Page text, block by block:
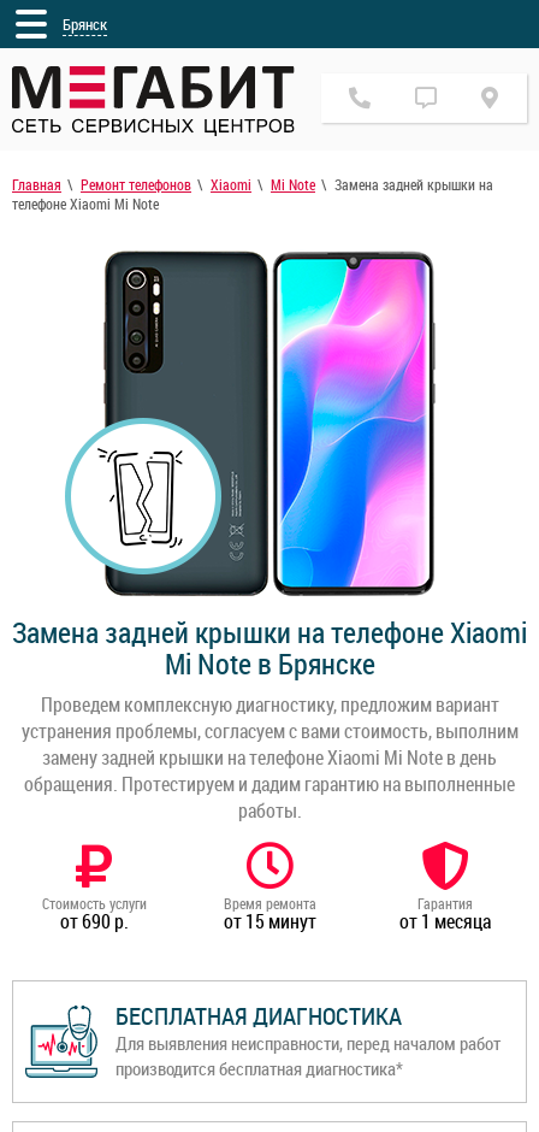
Брянск
Главная Ремонт телефонов Xiaomi Mi Note
Замена задней крышки на
телефоне Xiaomi Mi Note
Замена задней крышки на телефоне Xiaomi
Mi Note в Брянске
Проведем комплексную диагностику, предложим вариант
устранения проблемы, согласуем с вами стоимость, выполним
замену задней крышки на телефоне Xiaomi Mi Note в день
обращения. Протестируем и дадим гарантию на выполненные
работы.
Стоимость услуги
от 690 р.
Время ремонта
от 15 минут
Гарантия
от 1 месяца
БЕСПЛАТНАЯ ДИАГНОСТИКА
Для выявления неисправности, перед началом работ
производится бесплатная диагностика*